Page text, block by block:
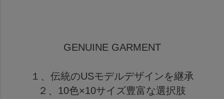
GENUINE GARMENT
１、伝統のUSモデルデザインを継承
２、10色×10サイズ豊富な選択肢